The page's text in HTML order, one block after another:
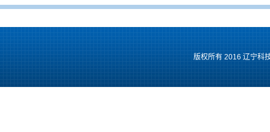
版权所有 2016 辽宁